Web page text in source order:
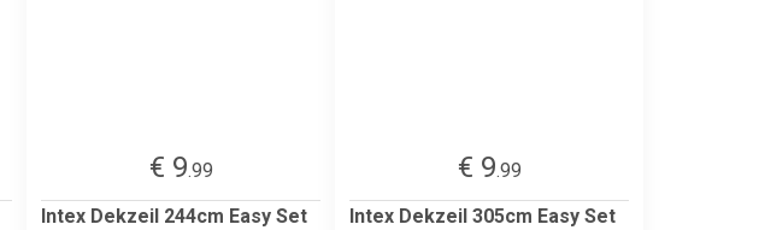
€ 9.99
Intex Dekzeil 244cm Easy Set
€ 9.99
Intex Dekzeil 305cm Easy Set